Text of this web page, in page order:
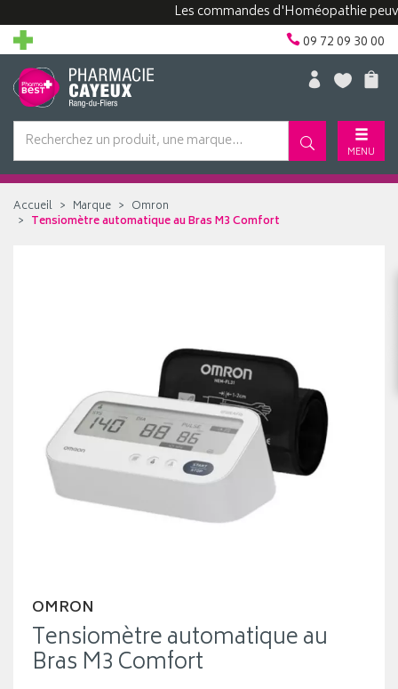
Les commandes d'Homéopathie peuvent
09 72 09 30 00
MENU
Accueil Marque
Omron
Tensiomètre automatique au Bras M3 Comfort
OMRON
Tensiomètre automatique au
Bras M3 Comfort